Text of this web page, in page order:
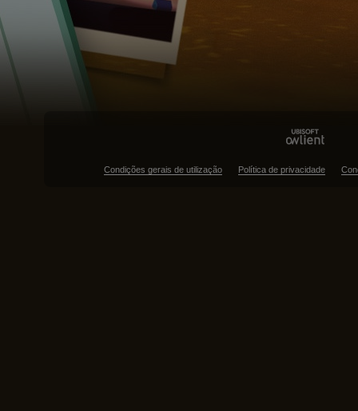
Condições gerais de utilização Política de privacidade